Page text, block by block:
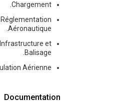
Chargement.
Réglementation
Aéronautique.
Infrastructure et
Balisage.
Aérienne.
Documentation